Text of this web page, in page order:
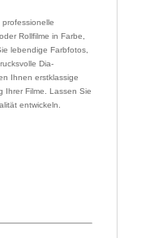
Rollfilme in Farbe,
lebendige Farbfotos,
Dia-
Ihnen erstklassige
Ihrer Filme. Lassen Sie
entwickeln.